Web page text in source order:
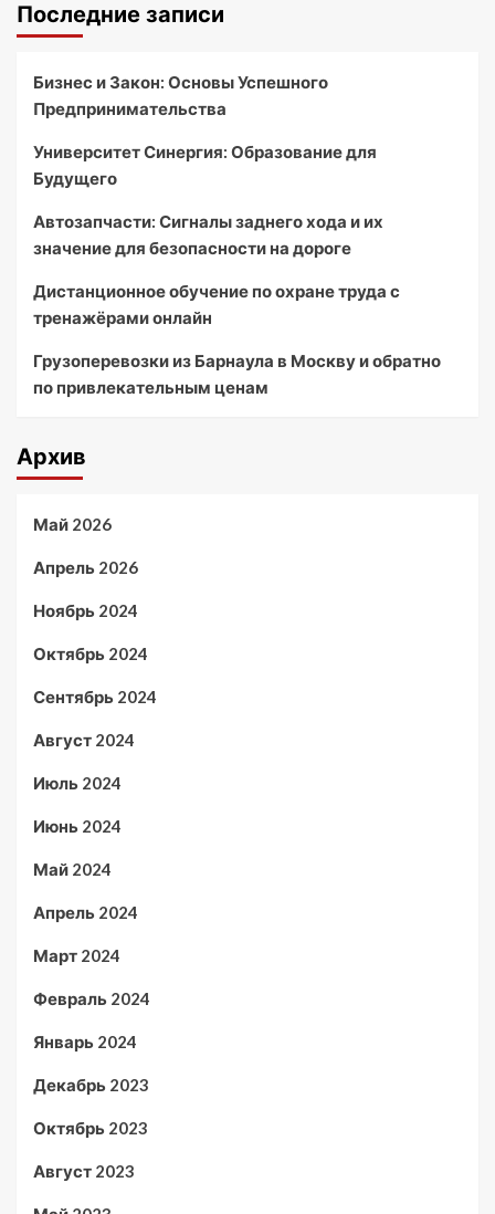
Последние записи
Бизнес и Закон: Основы Успешного
Предпринимательства
Университет Синергия: Образование для
Будущего
Автозапчасти: Сигналы заднего хода и их
значение для безопасности на дороге
Дистанционное обучение по охране труда с
тренажёрами онлайн
Грузоперевозки из Барнаула в Москву и обратно
по привлекательным ценам
Архив
Май 2026
Апрель 2026
Ноябрь 2024
Октябрь 2024
Сентябрь 2024
Август 2024
Июль 2024
Июнь 2024
Май 2024
Апрель 2024
Март 2024
Февраль 2024
Январь 2024
Декабрь 2023
Октябрь 2023
Август 2023